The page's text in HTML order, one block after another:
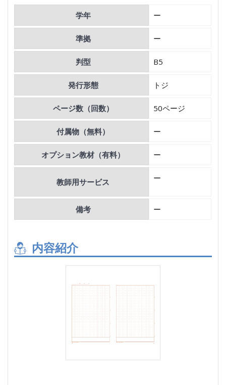
学年 ー
準拠 ー
判型 B5
発行形態 トジ
ページ数（回数） 50ページ
付属物（無料） ー
オプション教材（有料） ー
教師用サービス ー
備考 ー
内容紹介